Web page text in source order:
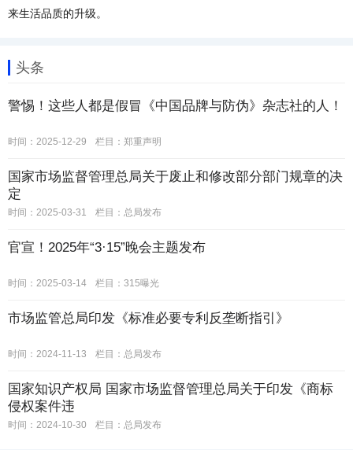
来生活品质的升级。
头条
警惕！这些人都是假冒《中国品牌与防伪》杂志社的人！
时间：2025-12-29 栏目： 郑重声明
国家市场监督管理总局关于废止和修改部分部门规章的决
定
时间：2025-03-31 栏目： 总局发布
官宣！2025年“3·15”晚会主题发布
时间：2025-03-14 栏目： 315曝光
市场监管总局印发《标准必要专利反垄断指引》
时间：2024-11-13 栏目： 总局发布
国家知识产权局 国家市场监督管理总局关于印发《商标
侵权案件违
时间：2024-10-30 栏目： 总局发布